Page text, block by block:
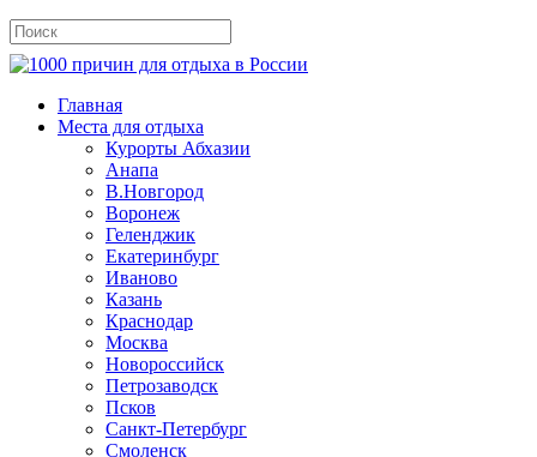
Главная
Места для отдыха
Курорты Абхазии
Анапа
В.Новгород
Воронеж
Геленджик
Екатеринбург
Иваново
Казань
Краснодар
Москва
Новороссийск
Петрозаводск
Псков
Санкт-Петербург
Смоленск